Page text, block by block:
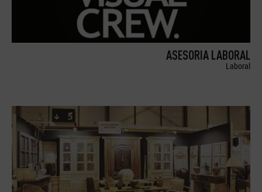
ASESORIA LABORAL
Laboral